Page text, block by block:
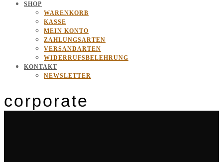
SHOP
WARENKORB
KASSE
MEIN KONTO
ZAHLUNGSARTEN
VERSANDARTEN
WIDERRUFSBELEHRUNG
KONTAKT
NEWSLETTER
corporate